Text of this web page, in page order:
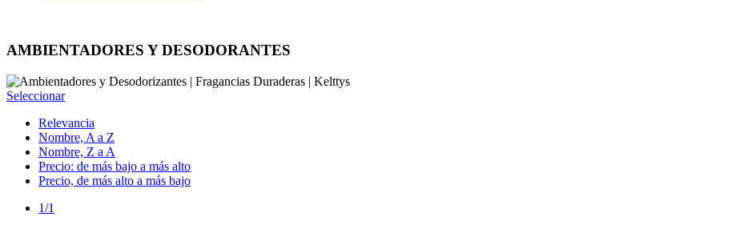
AMBIENTADORES Y DESODORANTES
Seleccionar
Relevancia
Nombre, A a Z
Nombre, Z a A
Precio: de más bajo a más alto
Precio, de más alto a más bajo
1/1